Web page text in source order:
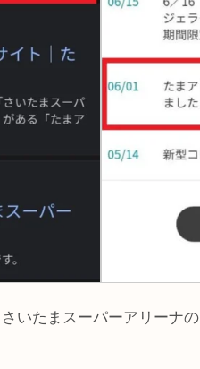
いたまスーパーアリーナ